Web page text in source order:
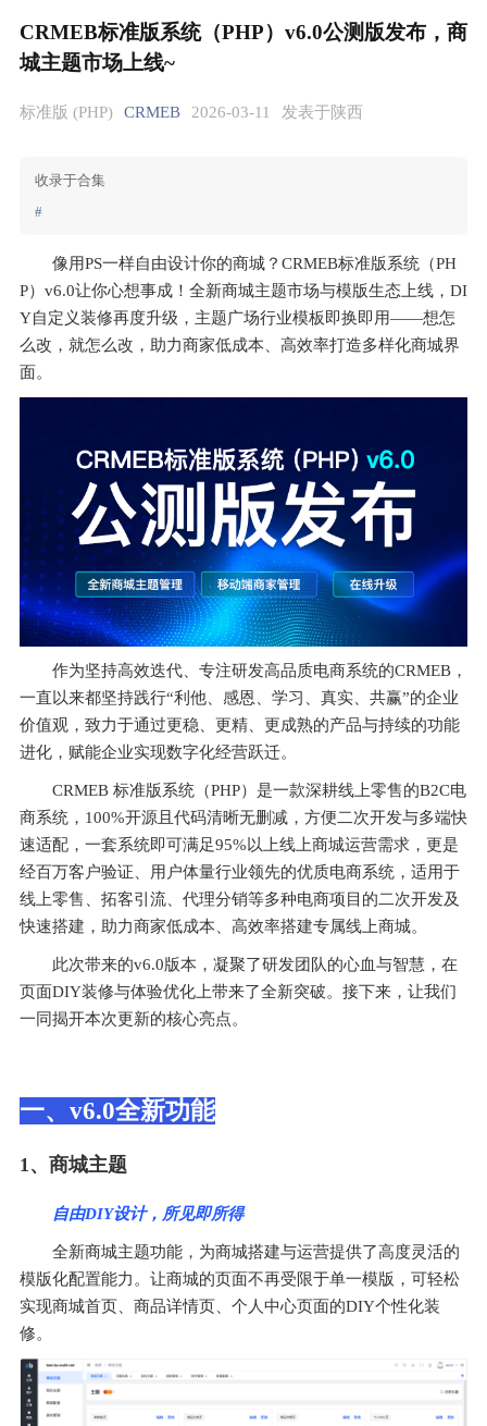
CRMEB标准版系统（PHP）v6.0公测版发布，商
城主题市场上线~
标准版 (PHP) CRMEB 2026-03-11 发表于陕西
收录于合集
#
像用PS一样自由设计你的商城？CRMEB标准版系统（PH
P）v6.0让你心想事成！全新商城主题市场与模版生态上线，DI
Y自定义装修再度升级，主题广场行业模板即换即用——想怎
么改，就怎么改，助力商家低成本、高效率打造多样化商城界
面。
作为坚持高效迭代、专注研发高品质电商系统的CRMEB，
一直以来都坚持践行“利他、感恩、学习、真实、共赢”的企业
价值观，致力于通过更稳、更精、更成熟的产品与持续的功能
进化，赋能企业实现数字化经营跃迁。
CRMEB 标准版系统（PHP）是一款深耕线上零售的B2C电
商系统，100%开源且代码清晰无删减，方便二次开发与多端快
速适配，一套系统即可满足95%以上线上商城运营需求，更是
经百万客户验证、用户体量行业领先的优质电商系统，适用于
线上零售、拓客引流、代理分销等多种电商项目的二次开发及
快速搭建，助力商家低成本、高效率搭建专属线上商城。
此次带来的v6.0版本，凝聚了研发团队的心血与智慧，在
页面DIY装修与体验优化上带来了全新突破。接下来，让我们
一同揭开本次更新的核心亮点。
一、v6.0全新功能
1、商城主题
自由DIY设计，所见即所得
全新商城主题功能，为商城搭建与运营提供了高度灵活的
模版化配置能力。让商城的页面不再受限于单一模版，可轻松
实现商城首页、商品详情页、个人中心页面的DIY个性化装
修。